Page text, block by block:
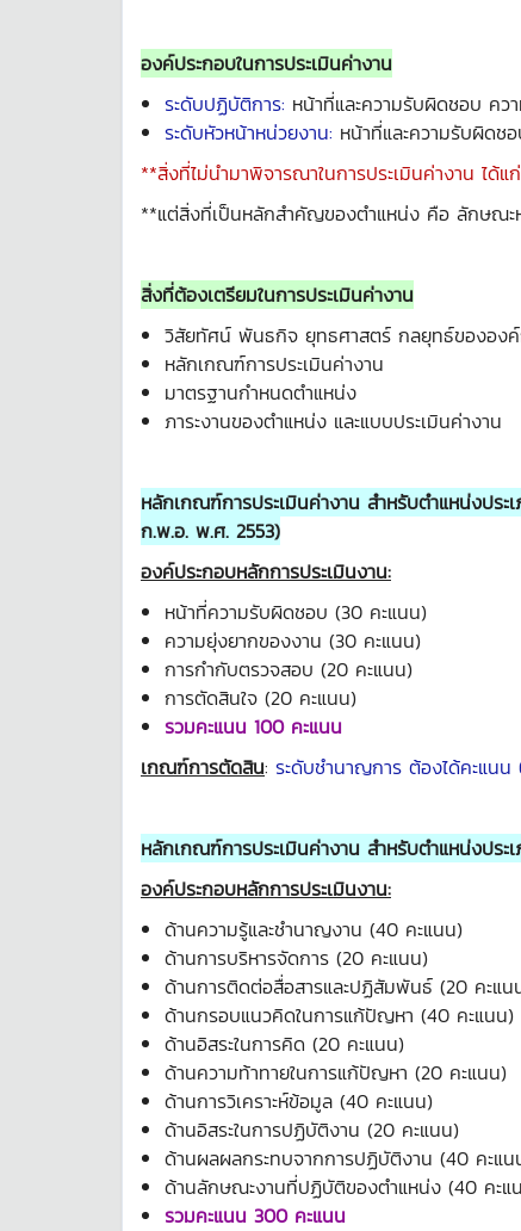
องค์ประกอบในการประเมินค่างาน
ระดับปฏิบัติการ: หน้าที่และความรับผิดชอบ คว
ระดับหัวหน้าหน่วยงาน: หน้าที่และความรับผิดช
**สิ่งที่ไม่นำมาพิจารณาในการประเมินค่างาน ไ
**แต่สิ่งที่เป็นหลักสำคัญของตำแหน่ง คือ ลักษณะ
สิ่งที่ต้องเตรียมในการประเมินค่างาน
วิสัยทัศน์ พันธกิจ ยุทธศาสตร์ กลยุทธ์ขององ
หลักเกณฑ์การประเมินค่างาน
มาตรฐานกำหนดตำแหน่ง
ภาระงานของตำแหน่ง และแบบประเมินค่างาน
หลักเกณฑ์การประเมินค่างาน สำหรับตำแหน่ง
ก.พ.อ. พ.ศ. 2553)
องค์ประกอบหลักการประเมินงาน:
หน้าที่ความรับผิดชอบ (30 คะแนน)
ความยุ่งยากของงาน (30 คะแนน)
การกำกับตรวจสอบ (20 คะแนน)
การตัดสินใจ (20 คะแนน)
รวมคะแนน 100 คะแนน
เกณฑ์การตัดสิน: ระดับชำนาญการ ต้องได้คะแน
หลักเกณฑ์การประเมินค่างาน สำหรับตำแหน่งประ
องค์ประกอบหลักการประเมินงาน:
ด้านความรู้และชำนาญงาน (40 คะแนน)
ด้านการบริหารจัดการ (20 คะแนน)
ด้านการติดต่อสื่อสารและปฏิสัมพันธ์ (20 คะแน
ด้านกรอบแนวคิดในการแก้ปัญหา (40 คะแนน)
ด้านอิสระในการคิด (20 คะแนน)
ด้านความท้าทายในการแก้ปัญหา (20 คะแนน)
ด้านการวิเคราะห์ข้อมูล (40 คะแนน)
ด้านอิสระในการปฏิบัติงาน (20 คะแนน)
ด้านผลผลกระทบจากการปฏิบัติงาน (40 คะแน
ด้านลักษณะงานที่ปฏิบัติของตำแหน่ง (40 คะแ
รวมคะแนน 300 คะแนน